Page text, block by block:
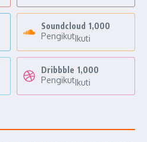
Soundcloud 1,000
PengikutIkuti
Dribbble 1,000
PengikutIkuti